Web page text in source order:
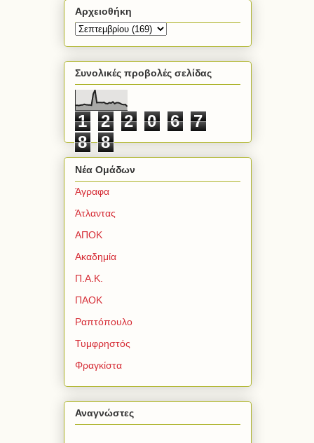
Αρχειοθήκη
Συνολικές προβολές σελίδας
1 2 2 0 6
7
8
8
Νέα Ομάδων
Άγραφα
Άτλαντας
ΑΠΟΚ
Ακαδημία
Π.Α.Κ.
ΠΑΟΚ
Ραπτόπουλο
Τυμφρηστός
Φραγκίστα
Αναγνώστες